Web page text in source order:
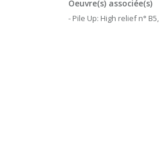
Oeuvre(s) associée(s)
- Pile Up: High relief n°